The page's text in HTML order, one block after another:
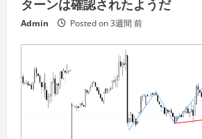
ターンは確認されたようだ
Admin Posted on 3週間 前